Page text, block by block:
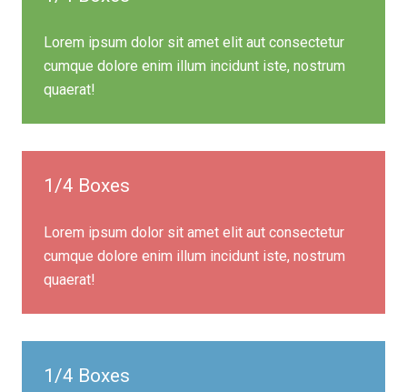
Lorem ipsum dolor sit amet elit aut consectetur
cumque dolore enim illum incidunt iste, nostrum
quaerat!
1/4 Boxes
Lorem ipsum dolor sit amet elit aut consectetur
cumque dolore enim illum incidunt iste, nostrum
quaerat!
1/4 Boxes